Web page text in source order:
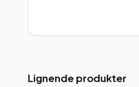
Lignende produkter